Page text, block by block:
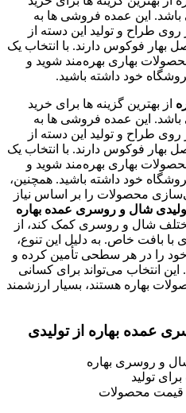
این عمده فروشی ها به
طراح و تولید این دسته از
فوکوس دارند. با انتخاب یک
بهاری بهره‌مند شوید و
خود داشته باشید.
از بهترین گزینه ها برای خرید
این عمده فروشی ها به
طراح و تولید این دسته از
فوکوس دارند. با انتخاب یک
بهاری بهره‌مند شوید و
خود داشته باشید. همچنین،
محصولات را بر اساس نیاز
شال و روسری عمده بهاره
شال و روسری کمک کند، از
بافت‌ خاص. به دلیل این تنوع،
خود را در هر سطحی تأمین کرده و
انتخاب می‌تواند برای کسانی
بهاره هستند، بسیار ارزشمند
عمده بهاره از تولیدی
و روسری بهاره
تولید
قیمت محصولات